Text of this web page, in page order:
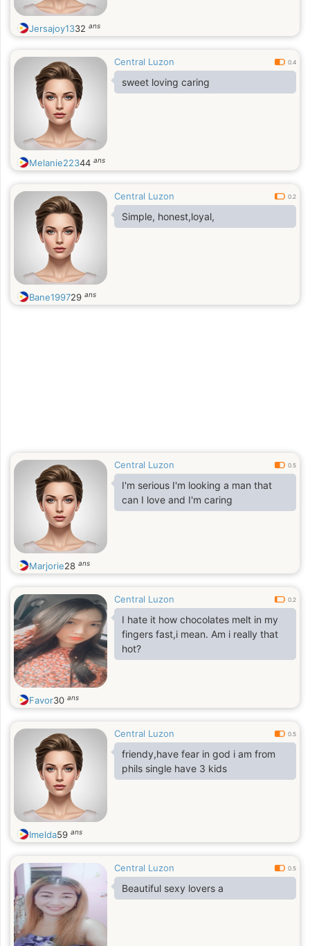
Jersajoy1332 ans
Central Luzon 0.4
sweet loving caring
Melanie22344 ans
Central Luzon 0.2
Simple, honest,loyal,
Bane199729 ans
Central Luzon 0.5
I'm serious I'm looking a man that
can I love and I'm caring
Marjorie28 ans
Central Luzon 0.2
I hate it how chocolates melt in my
fingers fast,i mean. Am i really that
hot?
Favor30 ans
Central Luzon 0.5
friendy,have fear in god i am from
phils single have 3 kids
Imelda59 ans
Central Luzon 0.5
Beautiful sexy lovers a